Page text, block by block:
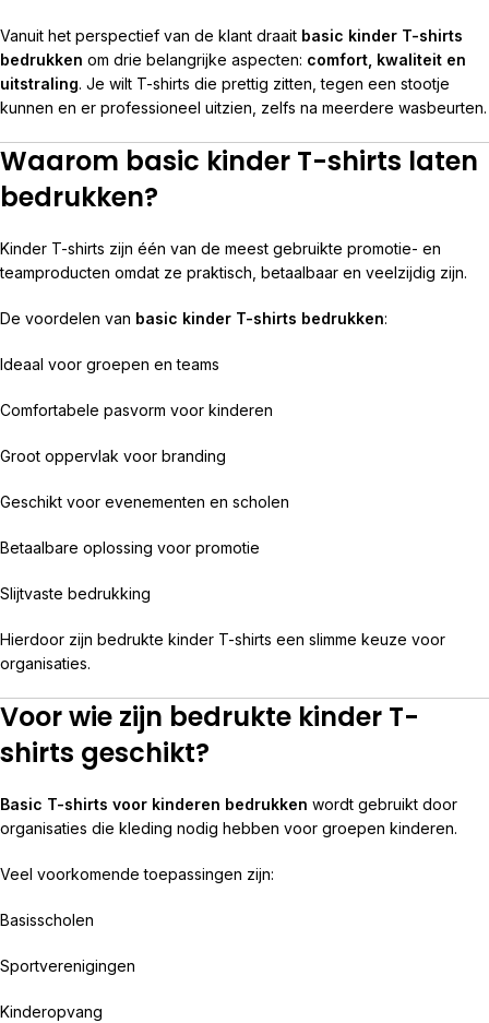
Vanuit het perspectief van de klant draait basic kinder T-shirts
bedrukken om drie belangrijke aspecten: comfort, kwaliteit en
uitstraling. Je wilt T-shirts die prettig zitten, tegen een stootje
kunnen en er professioneel uitzien, zelfs na meerdere wasbeurten.
Waarom basic kinder T-shirts laten
bedrukken?
Kinder T-shirts zijn één van de meest gebruikte promotie- en
teamproducten omdat ze praktisch, betaalbaar en veelzijdig zijn.
De voordelen van basic kinder T-shirts bedrukken:
Ideaal voor groepen en teams
Comfortabele pasvorm voor kinderen
Groot oppervlak voor branding
Geschikt voor evenementen en scholen
Betaalbare oplossing voor promotie
Slijtvaste bedrukking
Hierdoor zijn bedrukte kinder T-shirts een slimme keuze voor
organisaties.
Voor wie zijn bedrukte kinder T-
shirts geschikt?
Basic T-shirts voor kinderen bedrukken wordt gebruikt door
organisaties die kleding nodig hebben voor groepen kinderen.
Veel voorkomende toepassingen zijn:
Basisscholen
Sportverenigingen
Kinderopvang